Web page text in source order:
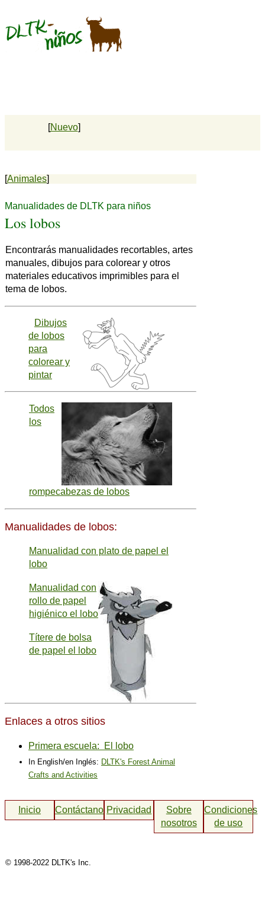
[Nuevo]
[Animales]
Manualidades de DLTK para niños
Los lobos
Encontrarás manualidades recortables, artes
manuales, dibujos para colorear y otros
materiales educativos imprimibles para el
tema de lobos.
Dibujos
de lobos
para
colorear y
pintar
Todos
los
rompecabezas de lobos
Manualidades de lobos:
Manualidad con plato de papel el
lobo
Manualidad con
rollo de papel
higiénico el lobo
Títere de bolsa
de papel el lobo
Enlaces a otros sitios
Primera escuela: El lobo
In English/en Inglés: DLTK's Forest Animal
Crafts and Activities
Inicio ContáctanosPrivacidad
Sobre
nosotros
Condiciones
de uso
© 1998-2022 DLTK's Inc.